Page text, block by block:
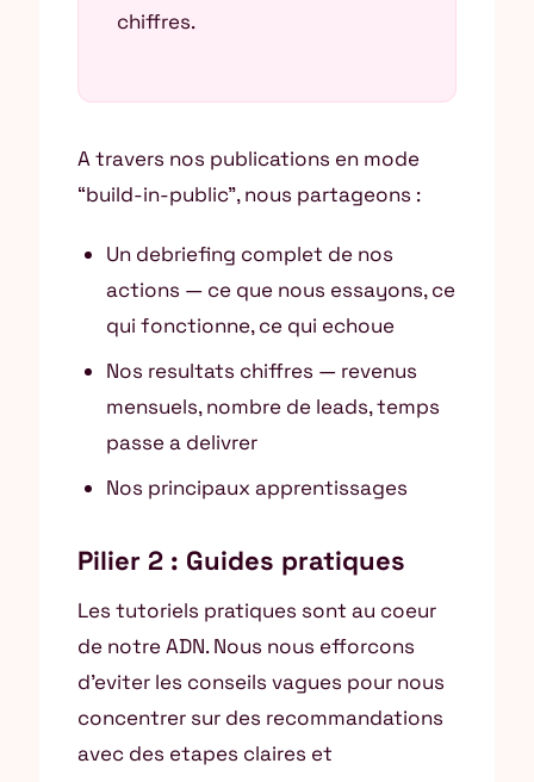
chiffres.
A travers nos publications en mode
“build-in-public”, nous partageons :
Un debriefing complet de nos
actions — ce que nous essayons, ce
qui fonctionne, ce qui echoue
Nos resultats chiffres — revenus
mensuels, nombre de leads, temps
passe a delivrer
Nos principaux apprentissages
Pilier 2 : Guides pratiques
Les tutoriels pratiques sont au coeur
de notre ADN. Nous nous efforcons
d’eviter les conseils vagues pour nous
concentrer sur des recommandations
avec des etapes claires et